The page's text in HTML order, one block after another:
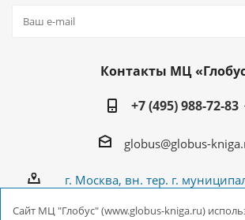
Контакты МЦ
+7 (495) 988-72-83
globus@globus-
г. Москва, вн. тер. г.
Cайт МЦ "Глобус" (www.globus-kniga.ru)